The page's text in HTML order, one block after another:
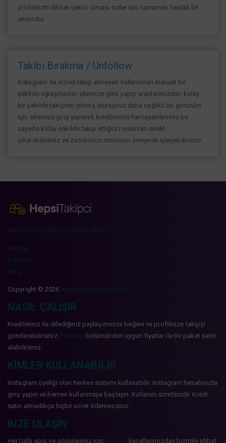
profilinizin dikkat çekici olması sizler için tamamen faydalı bir
unsurdur.
Takibi Bırakma / Unfollow
Instagram da sizleri takip etmeyen kullanıcıları manuel bir
şekilde uğraşmadan sitemize giriş yapıp araçlarımızdan kolay
bir şekilde takipten çıkmış olursunuz daha sağlıklı bir görünüm
için sitemize giriş yaparak kredilerinizi harcayabilirsiniz.bu
sayede kolay şekilde takip ettiğiniz insanları direkt
çıkarabilirsiniz ve zamanınızı minimum seviyede işleyebilirsiniz.
instagram beğeni ve takipçi sitesi
Araçlar
Paketler
Blog
Copyright © 2026 www.hepsitakipci.com
NASIL ÇALIŞIR
Kredileriniz ile dilediğiniz paylaşımınıza beğeni ve profilinize takipçi
gönderebilirsiniz. Paketler bölümünden uygun fiyatlar ile bir paket satın
alabilirsiniz.
KIMLER KULLANABILIR
Instagram üyeliği olan herkes sistemi kullanabilir. Instagram hesabınızla
giriş yapın ve hemen kullanmaya başlayın. Kullanım ücretsizdir. Kredi
satın almadıkça hiçbir ücret ödemezsiniz.
BIZE ULAŞIN
Her türlü soru ve görüşleriniz için kanallarımızdan bizimle irtibat